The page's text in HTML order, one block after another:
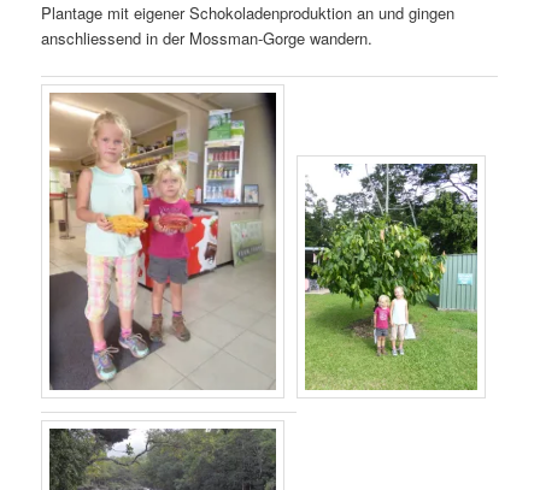
Plantage mit eigener Schokoladenproduktion an und gingen
anschliessend in der Mossman-Gorge wandern.